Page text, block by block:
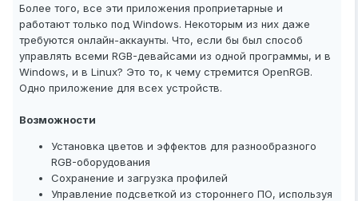
Более того, все эти приложения проприетарные и
работают только под Windows. Некоторым из них даже
требуются онлайн-аккаунты. Что, если бы был способ
управлять всеми RGB-девайсами из одной программы, и в
Windows, и в Linux? Это то, к чему стремится OpenRGB.
Одно приложение для всех устройств.
Возможности
Установка цветов и эффектов для разнообразного
RGB-оборудования
Сохранение и загрузка профилей
Управление подсветкой из стороннего ПО, используя